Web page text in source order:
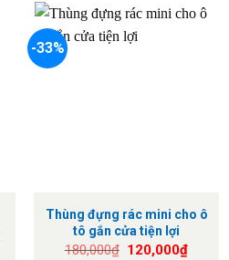
-33%
Thùng đựng rác mini cho ô
tô gắn cửa tiện lợi
180,000₫ Giá
120,000₫Giá